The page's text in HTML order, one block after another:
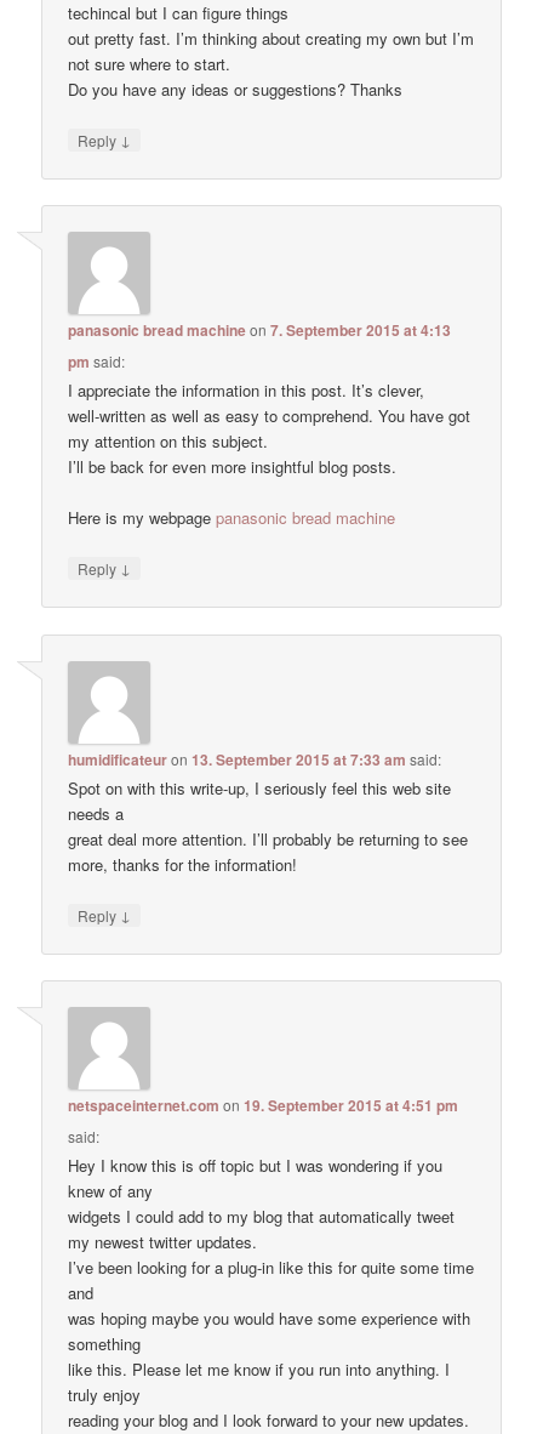
techincal but I can figure things
out pretty fast. I’m thinking about creating my own but I’m
not sure where to start.
Do you have any ideas or suggestions? Thanks
Reply ↓
panasonic bread machineon7. September 2015 at 4:13
pm said:
I appreciate the information in this post. It’s clever,
well-written as well as easy to comprehend. You have got
my attention on this subject.
I’ll be back for even more insightful blog posts.
Here is my webpagepanasonic bread machine
Reply ↓
humidificateuron13. September 2015 at 7:33 am said:
Spot on with this write-up, I seriously feel this web site
needs a
great deal more attention. I’ll probably be returning to see
more, thanks for the information!
Reply ↓
netspaceinternet.com on19. September 2015 at 4:51 pm
said:
Hey I know this is off topic but I was wondering if you
knew of any
widgets I could add to my blog that automatically tweet
my newest twitter updates.
I’ve been looking for a plug-in like this for quite some time
and
was hoping maybe you would have some experience with
something
like this. Please let me know if you run into anything. I
truly enjoy
reading your blog and I look forward to your new updates.